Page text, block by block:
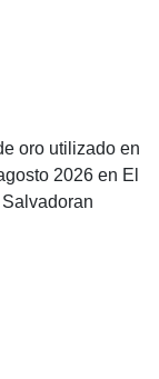
oro utilizado en
2026 en El